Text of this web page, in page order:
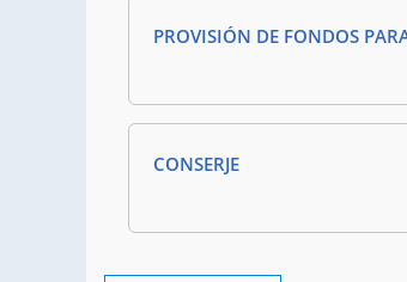
PROVISIÓN DE FONDOS
CONSERJE